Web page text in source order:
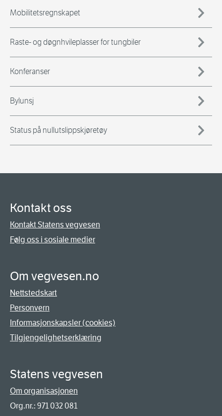
Mobilitetsregnskapet
Raste- og døgnhvileplasser for tungbiler
Konferanser
Bylunsj
Status på nullutslippskjøretøy
Kontakt oss
Kontakt Statens vegvesen
Følg oss i sosiale medier
Om vegvesen.no
Nettstedskart
Personvern
Informasjonskapsler (cookies)
Tilgjengelighetserklæring
Statens vegvesen
Om organisasjonen
Org.nr.: 971 032 081